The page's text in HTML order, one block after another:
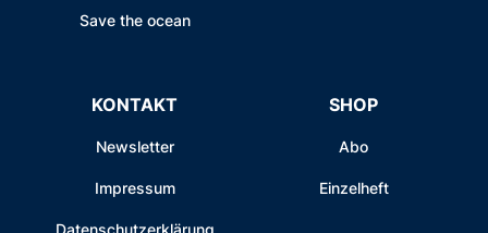
Save the ocean
KONTAKT
Newsletter
Impressum
Datenschutzerklärung
SHOP
Abo
Einzelheft